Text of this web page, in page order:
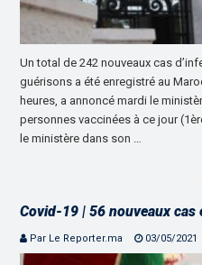
Un total de 242 nouveaux cas
guérisons a été enregistré au
heures, a annoncé mardi le
personnes vaccinées à ce jour
le ministère dans son …
Covid-19 | 56 nouveaux
Par Le Reporter.ma 03/05/2021